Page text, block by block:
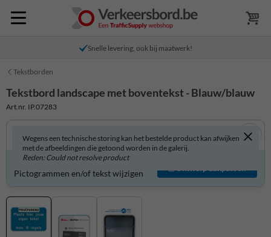
Snelle levering, ook bij maatwerk!
Tekstborden
Tekstbord landscape met boventekst - Blauw/blauw
Art.nr. IP.07283
Wegens een technische storing kan het bestelde product kan afwijken
met de afbeeldingen die getoond worden in de galerij.
Reden: Could not resolve product
Tekstbord zelf aanpassen?
Pictogrammen en/of tekst wijzigen
Ontwerp aanpassen